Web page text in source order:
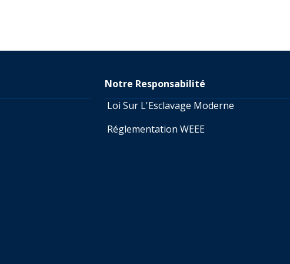
Notre Responsabilité
Loi Sur L'Esclavage Moderne
Réglementation WEEE